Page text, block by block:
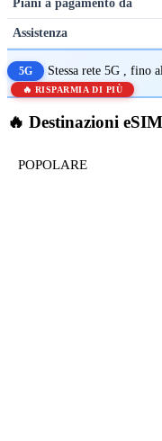
Piani a pagamento da
Assistenza
5G Stessa rete 5G , fino al
🔥 RISPARMIA DI PIÙ
🔥 Destinazioni
POPOLARE